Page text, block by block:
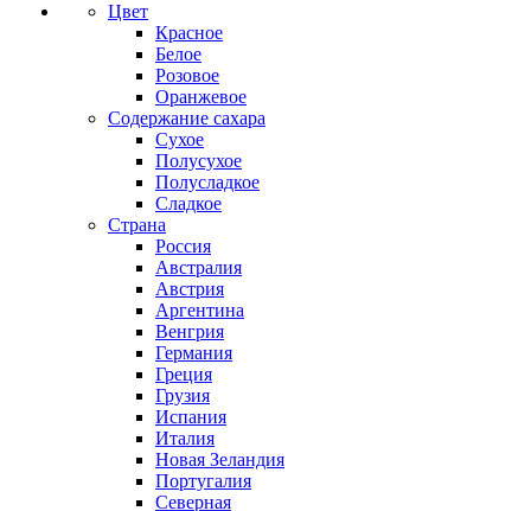
Цвет
Красное
Белое
Розовое
Оранжевое
Содержание сахара
Сухое
Полусухое
Полусладкое
Сладкое
Страна
Россия
Австралия
Австрия
Аргентина
Венгрия
Германия
Греция
Грузия
Испания
Италия
Новая Зеландия
Португалия
Северная